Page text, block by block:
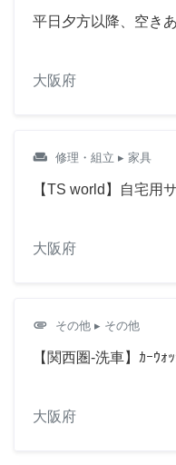
平日夕方以降、空き
大阪府
weekend 修理・組立 ▸ 家具
【TS world】自宅用
大阪府
attachment その他 ▸ その他
【関西圏-洗車】ｶｰｳ
大阪府